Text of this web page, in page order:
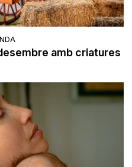
amb criatures